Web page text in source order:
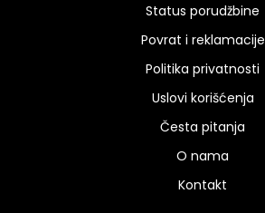
Status porudžbine
Povrat i reklamacije
Politika privatnosti
Uslovi korišćenja
Česta pitanja
O nama
Kontakt